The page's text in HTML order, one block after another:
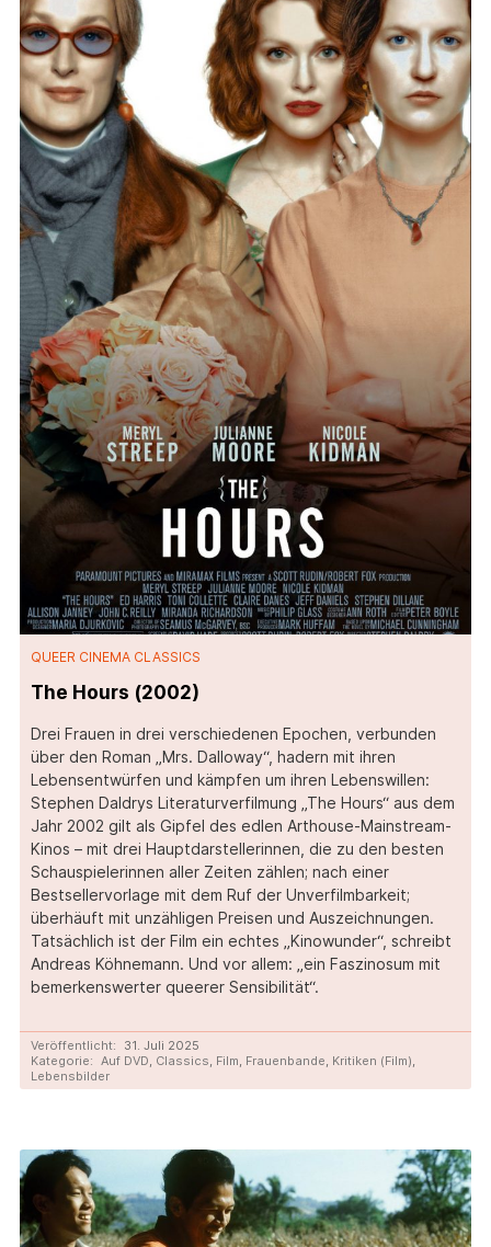
QUEER CINEMA CLASSICS
The Hours (2002)
Drei Frauen in drei verschiedenen Epochen, verbunden
über den Roman „Mrs. Dalloway“, hadern mit ihren
Lebensentwürfen und kämpfen um ihren Lebenswillen:
Stephen Daldrys Literaturverfilmung „The Hours“ aus dem
Jahr 2002 gilt als Gipfel des edlen Arthouse-Mainstream-
Kinos – mit drei Hauptdarstellerinnen, die zu den besten
Schauspielerinnen aller Zeiten zählen; nach einer
Bestsellervorlage mit dem Ruf der Unverfilmbarkeit;
überhäuft mit unzähligen Preisen und Auszeichnungen.
Tatsächlich ist der Film ein echtes „Kinowunder“, schreibt
Andreas Köhnemann. Und vor allem: „ein Faszinosum mit
bemerkenswerter queerer Sensibilität“.
Veröffentlicht:
31. Juli 2025
Kategorie: Auf DVD, Classics, Film, Frauenbande, Kritiken (Film),
Lebensbilder